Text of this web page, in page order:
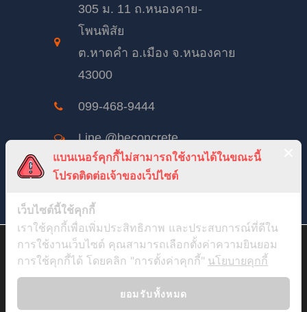
305 ม. 11 ถ.หนองคาย-
โพนพิสัย
ต.หาดคำ อ.เมือง จ.หนองคาย
43000
099-468-9444
Line @beconcrete
beconcrete@hotmail.com
BeConcreteTH
จันทร์ – เสาร์: 8:00 – 17:00
อาทิตย์ 8:00 – 12:00
สวัสดีค่ะ เราจะขออนุญาตเก็บ Cookie จากคุณหน่อยได้มั้ย ? เพื่อที่เรา
จะได้นำข้อมูลไปวิเคราะห์เพื่อปรับปรุงบทความ และเว็บไซต์ให้ตรง
กับใจคุณมากขึ้น และอยากจะขอเผื่อสำหรับการทำการตลาดที่ตรงกับ
ใจคุณมากขึ้นในวันหน้า (ถ้ามีโอกาส) เราอยากรู้ว่าคุณชอบอ่านอะไร
คุณชอบเข้าผ่านอุปกรณ์อะไรบ้าง แต่ทั้งหมดนี้คุณสามารถจะปฏิเสธ
แบนเนอร์คุกกี้ไม่สามารถใช้งานได้ในขณะนี้
โปรดติดต่อเจ้าของเว็ปไซต์
เว็บไซต์นี้ใช้คุกกี้
เราใช้คุกกี้เพื่อเพิ่มประสิทธิภาพ และประสบการณ์ที่ดีใน
การใช้งานเว็บไซต์ คุณสามารถเลือกตั้งค่าความยินยอม
การใช้คุกกี้ได้ โดยคลิก "การตั้งค่าคุกกี้" นโยบายคุกกี้
ยอมรับทั้งหมด